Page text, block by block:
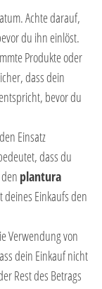
Achte darauf,
du ihn einlöst.
Produkte oder
dass dein
bevor du
Einsatz
dass du
plantura
Einkaufs den
Verwendung von
dein Einkauf nicht
Rest des Betrags